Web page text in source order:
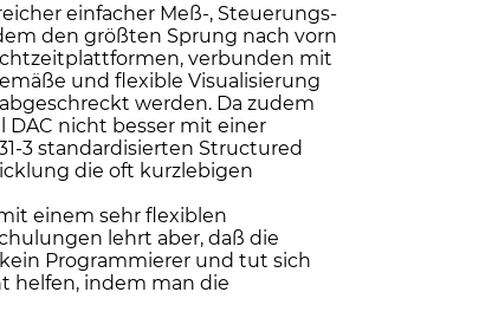
einfacher Meß-, Steuerungs-
den größten Sprung nach vorn
verbunden mit
und flexible Visualisierung
werden. Da zudem
nicht besser mit einer
3 standardisierten Structured
die oft kurzlebigen
einem sehr flexiblen
lehrt aber, daß die
Programmierer und tut sich
helfen, indem man die